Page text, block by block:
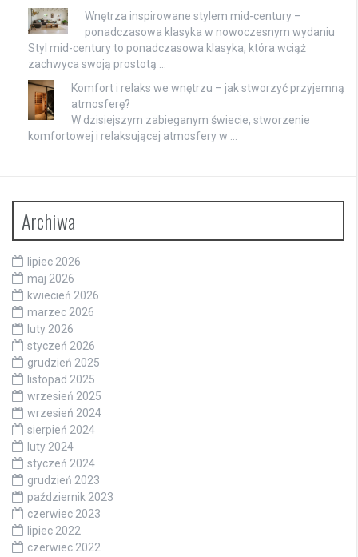
Wnętrza inspirowane stylem mid-century –
ponadczasowa klasyka w nowoczesnym wydaniu
Styl mid-century to ponadczasowa klasyka, która wciąż
zachwyca swoją prostotą …
Komfort i relaks we wnętrzu – jak stworzyć przyjemną
atmosferę?
W dzisiejszym zabieganym świecie, stworzenie
komfortowej i relaksującej atmosfery w …
Archiwa
lipiec 2026
maj 2026
kwiecień 2026
marzec 2026
luty 2026
styczeń 2026
grudzień 2025
listopad 2025
wrzesień 2025
wrzesień 2024
sierpień 2024
luty 2024
styczeń 2024
grudzień 2023
październik 2023
czerwiec 2023
lipiec 2022
czerwiec 2022